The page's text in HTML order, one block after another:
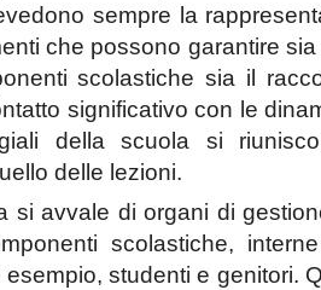
sempre la
che possono garantire
scolastiche sia il
significativo con le
della scuola si
delle lezioni.
si avvale di organi di
scolastiche,
studenti e genitori.